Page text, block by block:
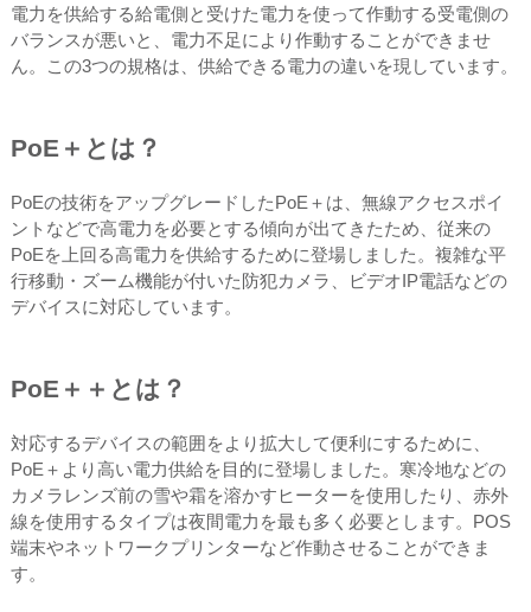
電力を供給する給電側と受けた電力を使って作動する受電側の
バランスが悪いと、電力不足により作動することができませ
ん。この3つの規格は、供給できる電力の違いを現しています。
PoE＋とは？
PoEの技術をアップグレードしたPoE＋は、無線アクセスポイ
ントなどで高電力を必要とする傾向が出てきたため、従来の
PoEを上回る高電力を供給するために登場しました。複雑な平
行移動・ズーム機能が付いた防犯カメラ、ビデオIP電話などの
デバイスに対応しています。
PoE＋＋とは？
対応するデバイスの範囲をより拡大して便利にするために、
PoE＋より高い電力供給を目的に登場しました。寒冷地などの
カメラレンズ前の雪や霜を溶かすヒーターを使用したり、赤外
線を使用するタイプは夜間電力を最も多く必要とします。POS
端末やネットワークプリンターなど作動させることができま
す。